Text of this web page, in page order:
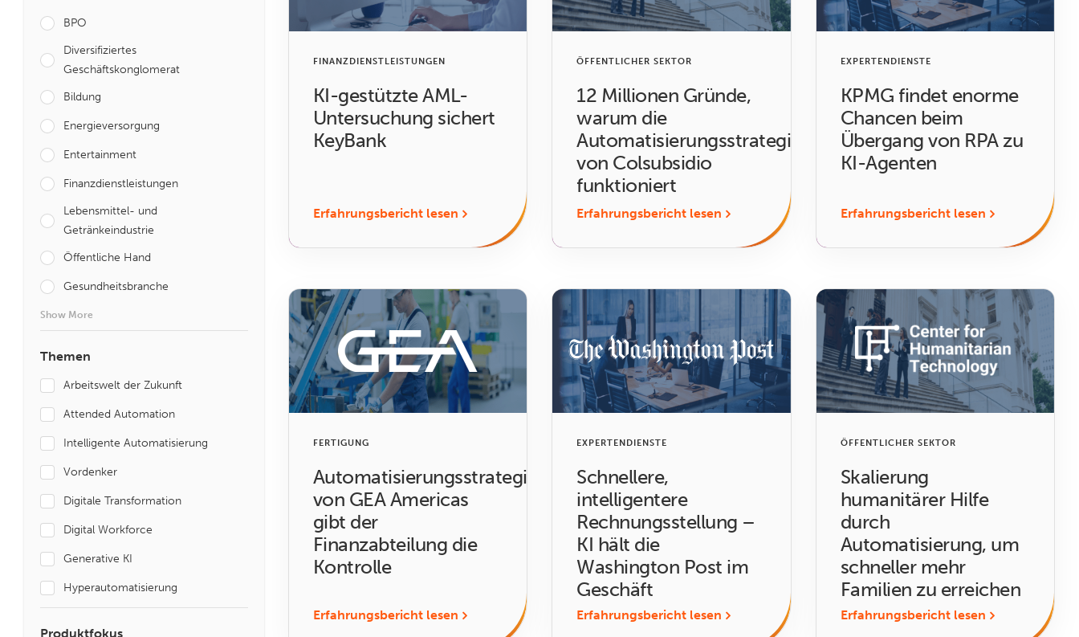
BPO
Diversifiziertes
Geschäftskonglomerat
Bildung
Energieversorgung
Entertainment
Finanzdienstleistungen
Lebensmittel- und
Getränkeindustrie
Öffentliche Hand
Gesundheitsbranche
Show More
Themen
Arbeitswelt der Zukunft
Attended Automation
Intelligente Automatisierung
Vordenker
Digitale Transformation
Digital Workforce
Generative KI
Hyperautomatisierung
Produktfokus
FINANZDIENSTLEISTUNGEN
KI-gestützte AML-
Untersuchung sichert
KeyBank
Erfahrungsbericht lesen
ÖFFENTLICHER SEKTOR
12 Millionen Gründe,
warum die
Automatisierungsstrategie
von Colsubsidio
funktioniert
Erfahrungsbericht lesen
EXPERTENDIENSTE
KPMG findet enorme
Chancen beim
Übergang von RPA zu
KI-Agenten
Erfahrungsbericht lesen
FERTIGUNG
Automatisierungsstrategie
von GEA Americas
gibt der
Finanzabteilung die
Kontrolle
Erfahrungsbericht lesen
EXPERTENDIENSTE
Schnellere,
intelligentere
Rechnungsstellung –
KI hält die
Washington Post im
Geschäft
Erfahrungsbericht lesen
ÖFFENTLICHER SEKTOR
Skalierung
humanitärer Hilfe
durch
Automatisierung, um
schneller mehr
Familien zu erreichen
Erfahrungsbericht lesen